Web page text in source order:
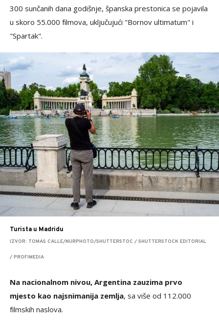
300 sunčanih dana godišnje, španska prestonica se pojavila
u skoro 55.000 filmova, uključujući "Bornov ultimatum" i
"Spartak".
Turista u Madridu
IZVOR: TOMAS CALLE/NURPHOTO/SHUTTERSTOC / SHUTTERSTOCK EDITORIAL
/ PROFIMEDIA
Na nacionalnom nivou, Argentina zauzima prvo
mjesto kao najsnimanija zemlja, sa više od 112.000
filmskih naslova.